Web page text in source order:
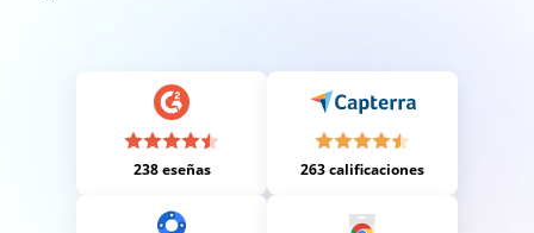
238 eseñas 263 calificaciones